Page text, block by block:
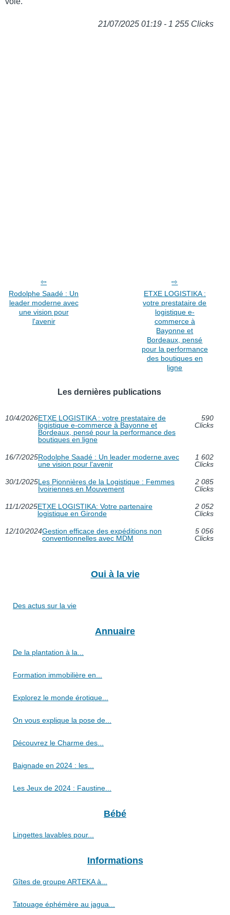
21/07/2025 01:19 - 1 255 Clicks
Rodolphe Saadé : Un
leader moderne avec
une vision pour
l'avenir
ETXE LOGISTIKA :
votre prestataire de
logistique e-
commerce à
Bayonne et
Bordeaux, pensé
pour la performance
des boutiques en
ligne
Les dernières publications
10/4/2026ETXE LOGISTIKA : votre prestataire de
logistique e-commerce à Bayonne et
Bordeaux, pensé pour la performance des
boutiques en ligne
590
Clicks
16/7/2025Rodolphe Saadé : Un leader moderne avec
une vision pour l'avenir
1 602
Clicks
30/1/2025Les Pionnières de la Logistique : Femmes
Ivoiriennes en Mouvement
2 085
Clicks
11/1/2025ETXE LOGISTIKA: Votre partenaire
logistique en Gironde
2 052
Clicks
12/10/2024Gestion efficace des expéditions non
conventionnelles avec MDM
5 056
Clicks
Oui à la vie
Des actus sur la vie
Annuaire
De la plantation à la...
Formation immobilière en...
Explorez le monde érotique...
On vous explique la pose de...
Découvrez le Charme des...
Baignade en 2024 : les...
Les Jeux de 2024 : Faustine...
Bébé
Lingettes lavables pour...
Informations
Gîtes de groupe ARTEKA à...
Tatouage éphémère au jagua...